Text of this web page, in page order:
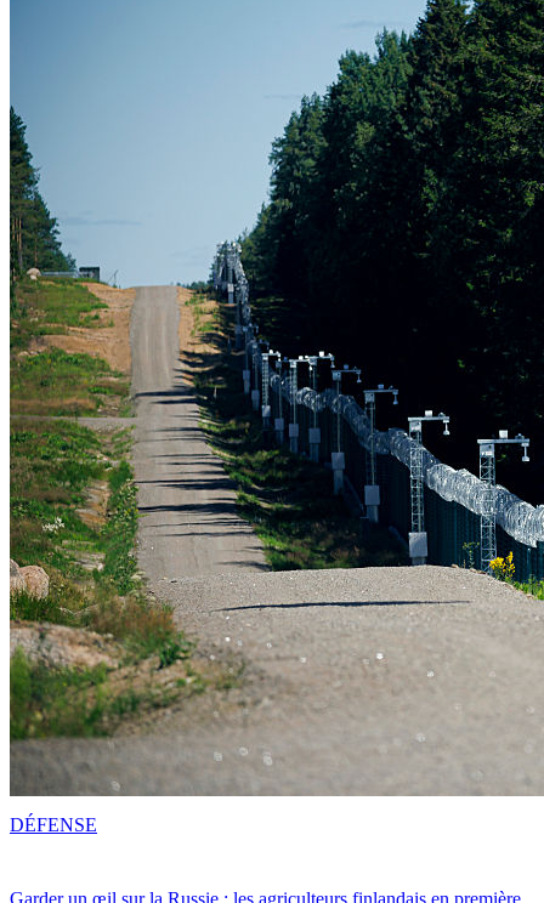
Garder un œil sur la Russie : les agriculteurs finlandais en première
DÉFENSE